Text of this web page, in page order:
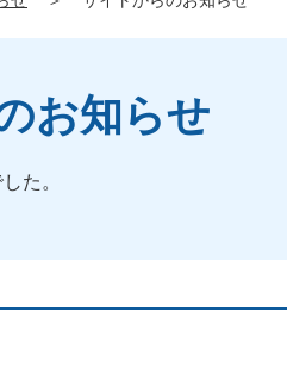
お知らせ
た。